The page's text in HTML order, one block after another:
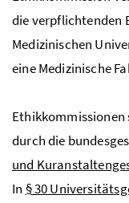
die verpflichtenden
Medizinischen
eine Medizinische
Ethikkommissionen
durch die
und
In § 30